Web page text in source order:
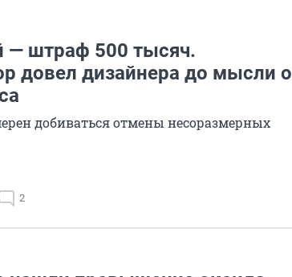
— штраф 500 тысяч.
довел дизайнера до мысли о
добиваться отмены несоразмерных
2